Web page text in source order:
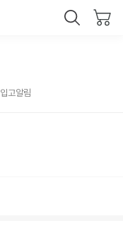
입고알림